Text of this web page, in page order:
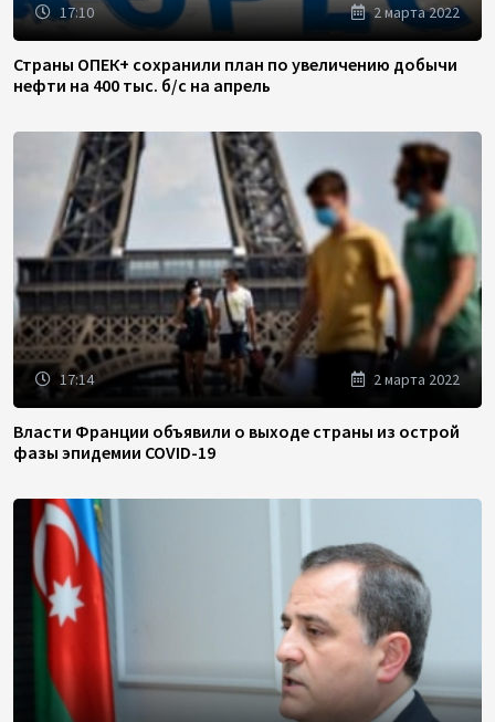
17:10 2 марта 2022
Страны ОПЕК+ сохранили план по увеличению добычи
нефти на 400 тыс. б/с на апрель
17:14 2 марта 2022
Власти Франции объявили о выходе страны из острой
фазы эпидемии COVID-19